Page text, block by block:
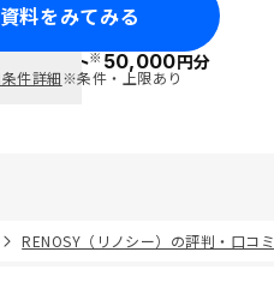
料をみてみる
ポイント※50,000円分
件詳細※条件・上限あり
RENOSY（リノシー）の評判・口コミ